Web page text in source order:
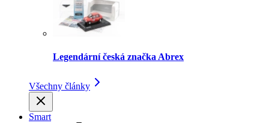
Legendární česká značka Abrex
Všechny články
Smart